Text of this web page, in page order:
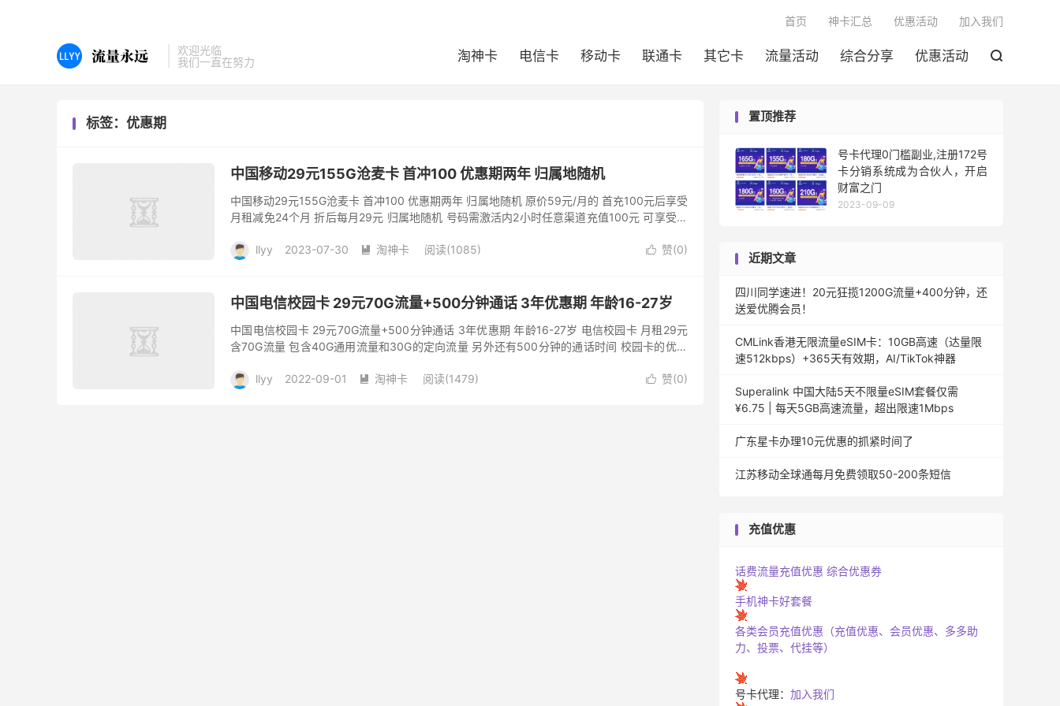
欢迎光临
我们一直在努力
淘神卡 电信卡 移动卡 联通卡 其它卡 流量活动 综合分享 优惠活动 
首页 神卡汇总 优惠活动 加入我们
标签：优惠期
中国移动29元155G沧麦卡 首冲100 优惠期两年 归属地随机
中国移动29元155G沧麦卡 首冲100 优惠期两年 归属地随机 原价59元/月的 首充100元后享受
月租减免24个月 折后每月29元 归属地随机 号码需激活内2小时任意渠道充值100元 可享受优
 赞(0)
llyy 2023-07-30  淘神卡 阅读(1085)
中国电信校园卡 29元70G流量+500分钟通话 3年优惠期 年龄16-27岁
中国电信校园卡 29元70G流量+500分钟通话 3年优惠期 年龄16-27岁 电信校园卡 月租29元
含70G流量 包含40G通用流量和30G的定向流量 另外还有500分钟的通话时间 校园卡的优惠
 赞(0)
llyy 2022-09-01  淘神卡 阅读(1479)
置顶推荐
号卡代理0门槛副业,注册172号
卡分销系统成为合伙人，开启
财富之门
2023-09-09
近期文章
四川同学速进！20元狂揽1200G流量+400分钟，还
送爱优腾会员！
CMLink香港无限流量eSIM卡：10GB高速（达量限
速512kbps）+365天有效期，AI/TikTok神器
Superalink 中国大陆5天不限量eSIM套餐仅需
¥6.75 | 每天5GB高速流量，超出限速1Mbps
广东星卡办理10元优惠的抓紧时间了
江苏移动全球通每月免费领取50-200条短信
充值优惠
话费流量充值优惠 综合优惠券
手机神卡好套餐
各类会员充值优惠（充值优惠、会员优惠、多多助
力、投票、代挂等）
号卡代理： 加入我们